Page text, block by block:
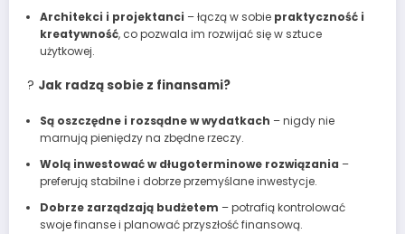
Architekci i projektanci – łączą w sobie praktyczność i
kreatywność, co pozwala im rozwijać się w sztuce
użytkowej.
? Jak radzą sobie z finansami?
Są oszczędne i rozsądne w wydatkach – nigdy nie
marnują pieniędzy na zbędne rzeczy.
Wolą inwestować w długoterminowe rozwiązania –
preferują stabilne i dobrze przemyślane inwestycje.
Dobrze zarządzają budżetem – potrafią kontrolować
swoje finanse i planować przyszłość finansową.